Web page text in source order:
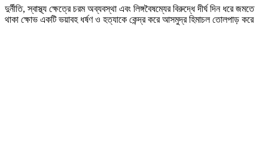
দুর্নীতি, স্বাস্থ্য ক্ষেত্রে চরম অব্যবস্থা এবং লিঙ্গবৈষম্যের বিরুদ্ধে দীর্ঘ দিন ধরে জমতে
থাকা ক্ষোভ একটি ভয়াবহ ধর্ষণ ও হত্যাকে কেন্দ্র করে আসমুদ্র হিমাচল তোলপাড় করে